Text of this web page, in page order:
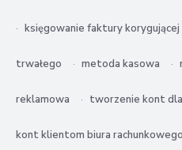
księgowanie faktury
trwałego metoda kasowa
reklamowa tworzenie kont
kont klientom biura rachunkowego